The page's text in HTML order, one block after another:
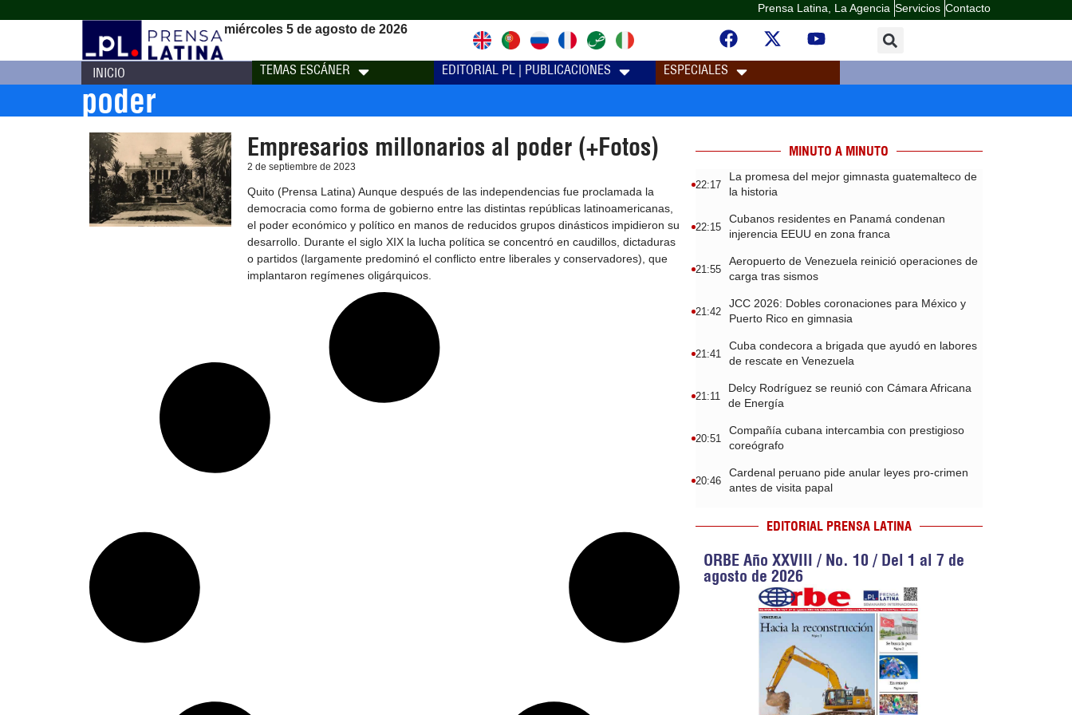
Prensa Latina, La Agencia Servicios Contacto
miércoles 5 de agosto de 2026
INICIO TEMAS ESCÁNER EDITORIAL PL | PUBLICACIONES ESPECIALES
poder
Empresarios millonarios al poder (+Fotos)
2 de septiembre de 2023
Quito (Prensa Latina) Aunque después de las independencias fue proclamada la
democracia como forma de gobierno entre las distintas repúblicas latinoamericanas,
el poder económico y político en manos de reducidos grupos dinásticos impidieron su
desarrollo. Durante el siglo XIX la lucha política se concentró en caudillos, dictaduras
o partidos (largamente predominó el conflicto entre liberales y conservadores), que
implantaron regímenes oligárquicos.
MINUTO A MINUTO
22:17
La promesa del mejor gimnasta guatemalteco de
la historia
22:15
Cubanos residentes en Panamá condenan
injerencia EEUU en zona franca
21:55
Aeropuerto de Venezuela reinició operaciones de
carga tras sismos
21:42
JCC 2026: Dobles coronaciones para México y
Puerto Rico en gimnasia
21:41
Cuba condecora a brigada que ayudó en labores
de rescate en Venezuela
21:11
Delcy Rodríguez se reunió con Cámara Africana
de Energía
20:51
Compañía cubana intercambia con prestigioso
coreógrafo
20:46
Cardenal peruano pide anular leyes pro-crimen
antes de visita papal
EDITORIAL PRENSA LATINA
ORBE Año XXVIII / No. 10 / Del 1 al 7 de
agosto de 2026